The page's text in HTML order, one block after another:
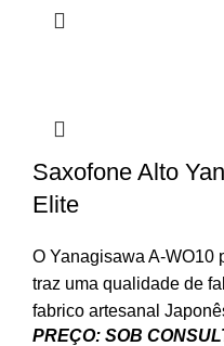
Saxofone Alto
Elite
O Yanagisawa A-WO10
traz uma qualidade de
fabrico artesanal
PREÇO: SOB